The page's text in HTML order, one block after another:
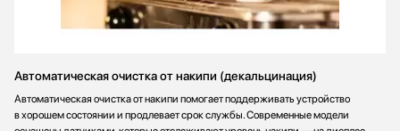
Автоматическая очистка от накипи (декальцинация)
Автоматическая очистка от накипи помогает поддерживать устройство
в хорошем состоянии и продлевает срок службы. Современные модели